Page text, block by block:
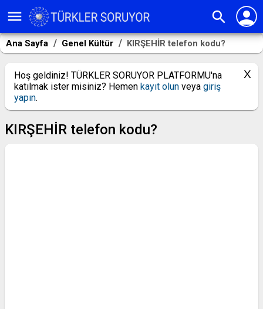
menu search person
Ana Sayfa Genel Kültür KIRŞEHİR telefon kodu?
Hoş geldiniz! TÜRKLER SORUYOR PLATFORMU'na
katılmak ister misiniz? Hemen kayıt olun veya giriş
yapın.
KIRŞEHİR telefon kodu?